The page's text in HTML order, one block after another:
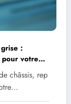
:
pour votre
châssis, rep